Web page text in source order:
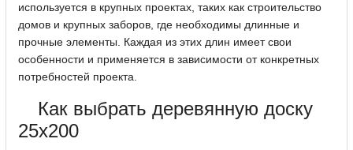
используется в крупных проектах, таких как строительство
домов и крупных заборов, где необходимы длинные и
прочные элементы. Каждая из этих длин имеет свои
особенности и применяется в зависимости от конкретных
потребностей проекта.
Как выбрать деревянную доску
25x200